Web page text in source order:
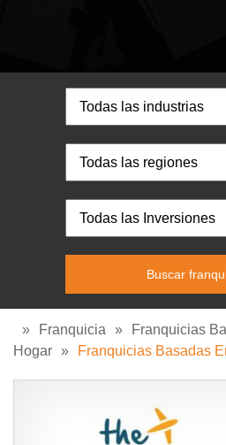
» Franquicia »
Franquicias
Hogar » Franquicias Basadas